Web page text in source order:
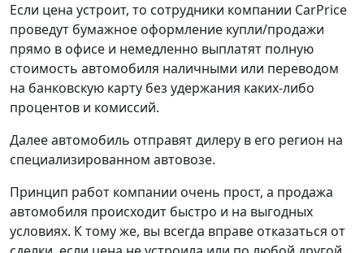
Если цена устроит, то сотрудники компании CarPrice
проведут бумажное оформление купли/продажи
прямо в офисе и немедленно выплатят полную
стоимость автомобиля наличными или переводом
на банковскую карту без удержания каких-либо
процентов и комиссий.
Далее автомобиль отправят дилеру в его регион на
специализированном автовозе.
Принцип работ компании очень прост, а продажа
автомобиля происходит быстро и на выгодных
условиях. К тому же, вы всегда вправе отказаться от